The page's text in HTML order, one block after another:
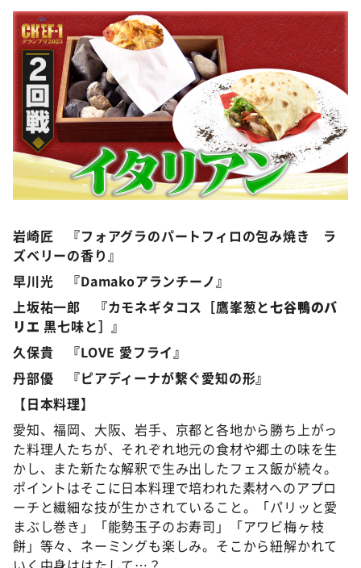
©️ABCテレビ
岩崎匠 『フォアグラのパートフィロの包み焼き ラ
ズベリーの香り』
早川光 『Damakoアランチーノ』
上坂祐一郎 『カモネギタコス［鷹峯葱と七谷鴨のバ
リエ 黒七味と］』
久保貴 『LOVE 愛フライ』
丹部優 『ピアディーナが繋ぐ愛知の形』
【日本料理】
愛知、福岡、大阪、岩手、京都と各地から勝ち上がっ
た料理人たちが、それぞれ地元の食材や郷土の味を生
かし、また新たな解釈で生み出したフェス飯が続々。
ポイントはそこに日本料理で培われた素材へのアプロ
ーチと繊細な技が生かされていること。「パリッと愛
まぶし巻き」「能勢玉子のお寿司」「アワビ梅ヶ枝
餅」等々、ネーミングも楽しみ。そこから紐解かれて